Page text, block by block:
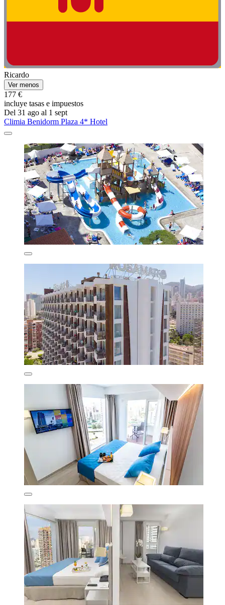
Ricardo
Ver menos
177 €
incluye tasas e impuestos
Del 31 ago al 1 sept
Climia Benidorm Plaza 4* Hotel